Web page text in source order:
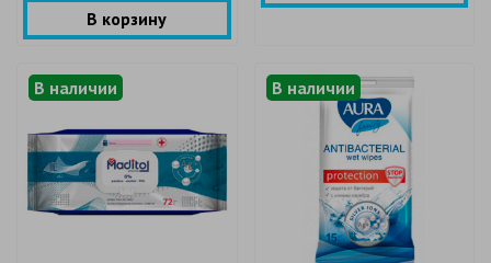
В корзину
В наличии В наличии